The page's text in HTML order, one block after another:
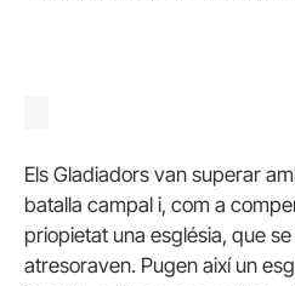
Els Gladiadors van superar
batalla campal i, com a
priopietat una església, que
atresoraven. Pugen així un